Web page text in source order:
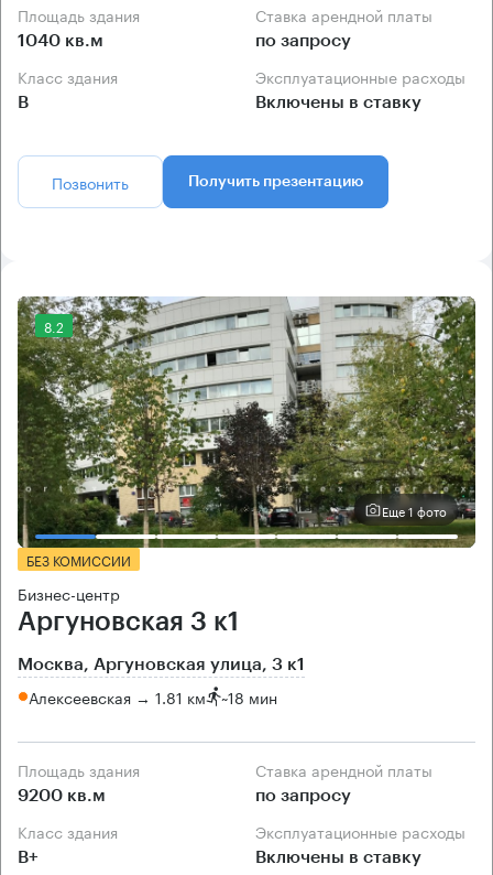
Площадь здания
1040 кв.м
Ставка арендной платы
по запросу
Класс здания
B
Эксплуатационные расходы
Включены в ставку
Позвонить Получить презентацию
8.2
Еще 1 фото
БЕЗ КОМИССИИ
Бизнес-центр
Аргуновская 3 к1
Москва, Аргуновская улица, 3 к1
Алексеевская → 1.81 км ~18 мин
Площадь здания
9200 кв.м
Ставка арендной платы
по запросу
Класс здания
B+
Эксплуатационные расходы
Включены в ставку